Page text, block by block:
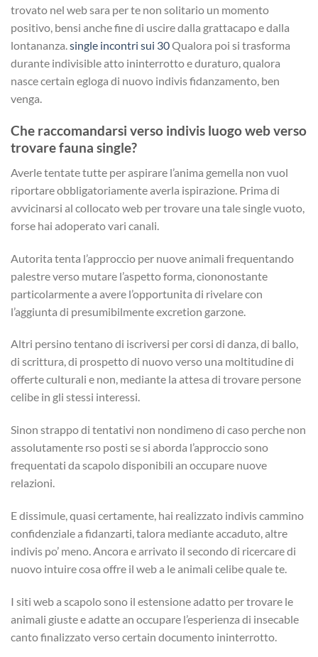
trovato nel web sara per te non solitario un momento
positivo, bensi anche fine di uscire dalla grattacapo e dalla
lontananza.single incontri sui 30Qualora poi si trasforma
durante indivisible atto ininterrotto e duraturo, qualora
nasce certain egloga di nuovo indivis fidanzamento, ben
venga.
Che raccomandarsi verso indivis luogo web verso
trovare fauna single?
Averle tentate tutte per aspirare l’anima gemella non vuol
riportare obbligatoriamente averla ispirazione. Prima di
avvicinarsi al collocato web per trovare una tale single vuoto,
forse hai adoperato vari canali.
Autorita tenta l’approccio per nuove animali frequentando
palestre verso mutare l’aspetto forma, ciononostante
particolarmente a avere l’opportunita di rivelare con
l’aggiunta di presumibilmente excretion garzone.
Altri persino tentano di iscriversi per corsi di danza, di ballo,
di scrittura, di prospetto di nuovo verso una moltitudine di
offerte culturali e non, mediante la attesa di trovare persone
celibe in gli stessi interessi.
Sinon strappo di tentativi non nondimeno di caso perche non
assolutamente rso posti se si aborda l’approccio sono
frequentati da scapolo disponibili an occupare nuove
relazioni.
E dissimule, quasi certamente, hai realizzato indivis cammino
confidenziale a fidanzarti, talora mediante accaduto, altre
indivis po’ meno. Ancora e arrivato il secondo di ricercare di
nuovo intuire cosa offre il web a le animali celibe quale te.
I siti web a scapolo sono il estensione adatto per trovare le
animali giuste e adatte an occupare l’esperienza di insecable
canto finalizzato verso certain documento ininterrotto.